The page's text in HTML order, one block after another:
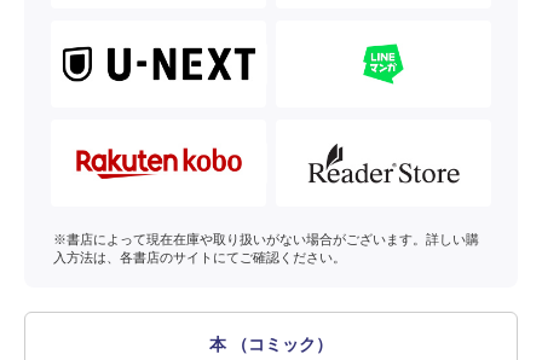
※書店によって現在在庫や取り扱いがない場合がございます。詳しい購
入方法は、各書店のサイトにてご確認ください。
本 （コミック）